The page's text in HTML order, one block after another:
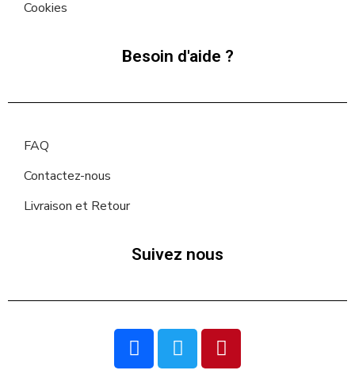
Cookies
Besoin d'aide ?
FAQ
Contactez-nous
Livraison et Retour
Suivez nous